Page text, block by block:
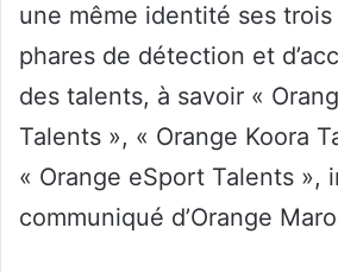
une même identité ses trois
phares de détection et
des talents, à savoir «
Talents », « Orange Koora
« Orange eSport Talents »,
communiqué d’Orange